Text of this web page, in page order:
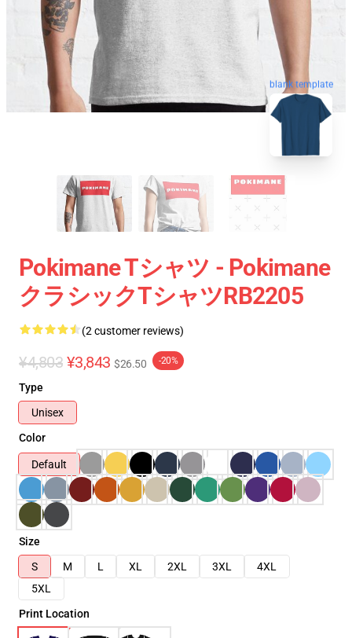
blank template
Pokimane Tシャツ - Pokimane
クラシックTシャツRB2205
(2 customer reviews)
¥4,803 ¥3,843 $26.50 -20%
Type
Unisex
Color
Default
Size
S
M L XL 2XL 3XL
4XL
5XL
Print Location